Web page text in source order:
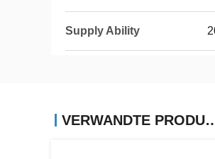
Supply Ability
VERWANDTE